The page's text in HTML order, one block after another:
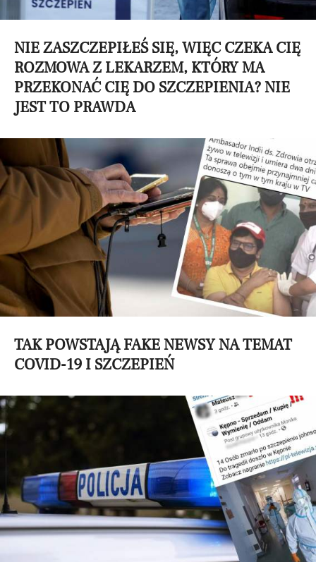
NIE ZASZCZEPIŁEŚ SIĘ, WIĘC CZEKA CIĘ
ROZMOWA Z LEKARZEM, KTÓRY MA
PRZEKONAĆ CIĘ DO SZCZEPIENIA? NIE
JEST TO PRAWDA
TAK POWSTAJĄ FAKE NEWSY NA TEMAT
COVID-19 I SZCZEPIEŃ